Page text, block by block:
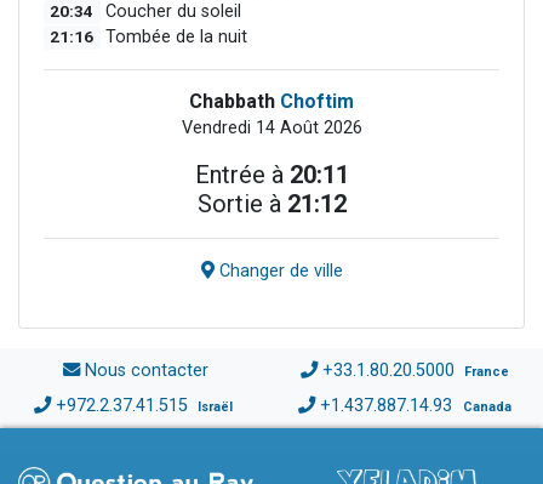
20:34 Coucher du soleil
21:16 Tombée de la nuit
Chabbath Choftim
Vendredi 14 Août 2026
Entrée à 20:11
Sortie à 21:12
Changer de ville
Nous contacter +33.1.80.20.5000 France
+972.2.37.41.515 Israël +1.437.887.14.93 Canada